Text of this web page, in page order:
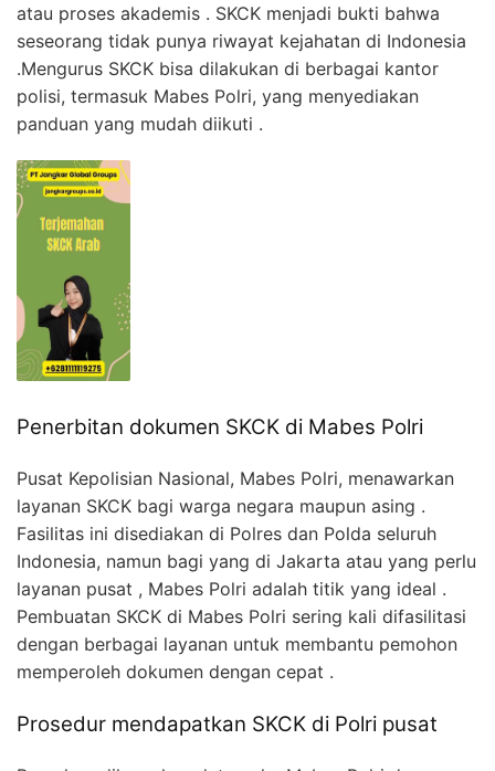
atau proses akademis . SKCK menjadi bukti bahwa
seseorang tidak punya riwayat kejahatan di Indonesia
.Mengurus SKCK bisa dilakukan di berbagai kantor
polisi, termasuk Mabes Polri, yang menyediakan
panduan yang mudah diikuti .
Penerbitan dokumen SKCK di Mabes Polri
Pusat Kepolisian Nasional, Mabes Polri, menawarkan
layanan SKCK bagi warga negara maupun asing .
Fasilitas ini disediakan di Polres dan Polda seluruh
Indonesia, namun bagi yang di Jakarta atau yang perlu
layanan pusat , Mabes Polri adalah titik yang ideal .
Pembuatan SKCK di Mabes Polri sering kali difasilitasi
dengan berbagai layanan untuk membantu pemohon
memperoleh dokumen dengan cepat .
Prosedur mendapatkan SKCK di Polri pusat